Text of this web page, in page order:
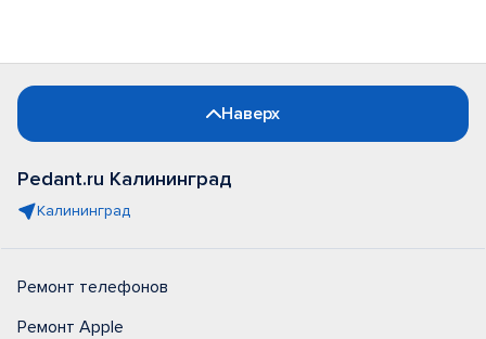
Наверх
Pedant.ru Калининград
Калининград
Ремонт телефонов
Ремонт Apple